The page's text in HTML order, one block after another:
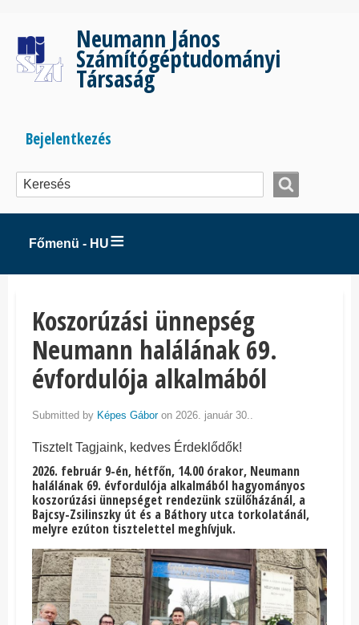
tartalomra
Neumann János
Számítógéptudományi
Társaság
Bejelentkezés
menüje
Bejelentkezés
Főmenü - HU
Koszorúzási ünnepség
Neumann halálának 69.
évfordulója alkalmából
Submitted by Képes Gáboron 2026. január 30..
Tisztelt Tagjaink, kedves Érdeklődők!
2026. február 9-én, hétfőn, 14.00 órakor, Neumann
halálának 69. évfordulója alkalmából hagyományos
koszorúzási ünnepséget rendezünk szülőházánál, a
Bajcsy-Zsilinszky út és a Báthory utca torkolatánál,
melyre ezúton tisztelettel meghívjuk.